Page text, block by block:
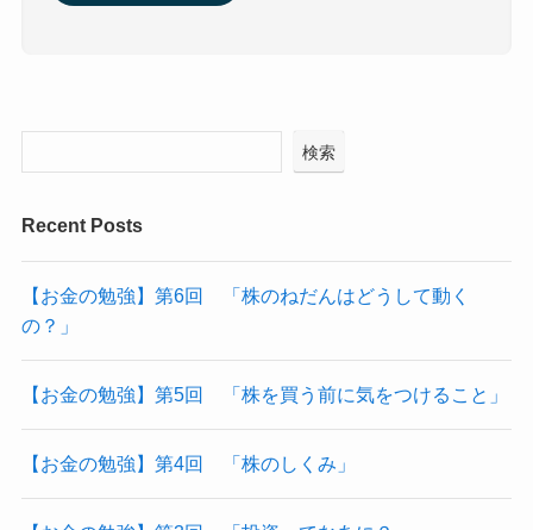
検索
Recent Posts
【お金の勉強】第6回 「株のねだんはどうして動く
の？」
【お金の勉強】第5回 「株を買う前に気をつけること」
【お金の勉強】第4回 「株のしくみ」